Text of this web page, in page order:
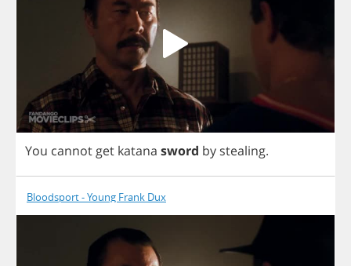
You cannot get katana sword by stealing.
Bloodsport - Young Frank Dux